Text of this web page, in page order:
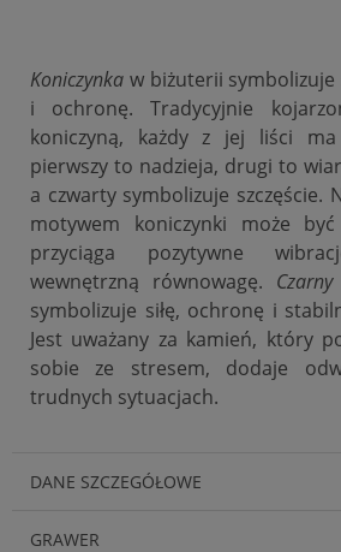
Koniczynka w biżuterii symbolizuje
i ochronę. Tradycyjnie
koniczyną, każdy z jej liści ma
pierwszy to nadzieja, drugi to
a czwarty symbolizuje szczęście.
motywem koniczynki może
przyciąga pozytywne
wewnętrzną równowagę.
symbolizuje siłę, ochronę i
Jest uważany za kamień, który
sobie ze stresem, dodaje
trudnych sytuacjach.
DANE SZCZEGÓŁOWE
GRAWER